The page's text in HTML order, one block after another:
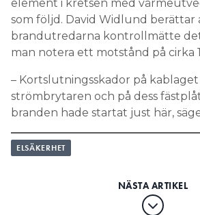
element i kretsen med
som följd. David Widlund berättar
brandutredarna kontrollmätte
man notera ett motstånd på cirka
– Kortslutningsskador på kablaget
strömbrytaren och på dess
branden hade startat just här,
ELSÄKERHET